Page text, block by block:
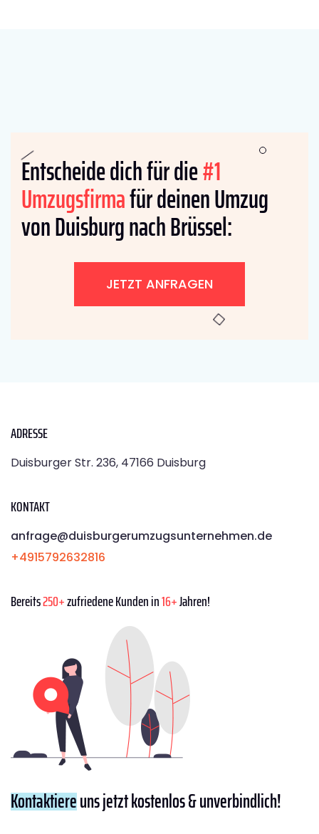
Entscheide dich für die#1
Umzugsfirmafür deinen Umzug
von Duisburg nach Brüssel:
JETZT ANFRAGEN
ADRESSE
Duisburger Str. 236, 47166 Duisburg
KONTAKT
anfrage@duisburgerumzugsunternehmen.de
+4915792632816
Bereits250+zufriedene Kunden in16+Jahren!
Kontaktiereuns jetzt kostenlos & unverbindlich!